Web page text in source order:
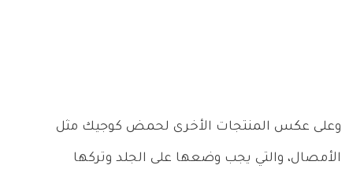
وعلى عكس المنتجات الأخرى لحمض كوجيك مثل
الأمصال، والتي يجب وضعها على الجلد وتركها